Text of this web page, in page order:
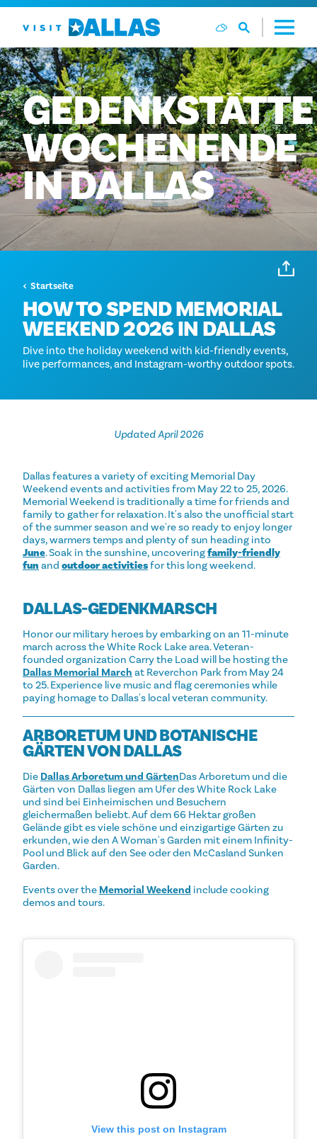
Zum Inhalt springen
GEDENKSTÄTTE
WOCHENENDE
INDALLAS
Startseite
HOW TO SPEND MEMORIAL
WEEKEND 2026 IN DALLAS
Dive into the holiday weekend with kid-friendly events,
live performances, and Instagram-worthy outdoor spots.
Updated April 2026
Dallas features a variety of exciting Memorial Day
Weekend events and activities from May 22 to 25, 2026.
Memorial Weekend is traditionally a time for friends and
family to gather for relaxation. It's also the unofficial start
of the summer season and we're so ready to enjoy longer
days, warmers temps and plenty of sun heading into
June. Soak in the sunshine, uncoveringfamily-friendly
fun and outdoor activitiesfor this long weekend.
DALLAS-GEDENKMARSCH
Honor our military heroes by embarking on an 11-minute
march across the White Rock Lake area. Veteran-
founded organization Carry the Load will be hosting the
Dallas Memorial March at Reverchon Park from May 24
to 25. Experience live music and flag ceremonies while
paying homage to Dallas's local veteran community.
ARBORETUM UND BOTANISCHE
GÄRTEN VON DALLAS
Die Dallas Arboretum und GärtenDas Arboretum und die
Gärten von Dallas liegen am Ufer des White Rock Lake
und sind bei Einheimischen und Besuchern
gleichermaßen beliebt. Auf dem 66 Hektar großen
Gelände gibt es viele schöne und einzigartige Gärten zu
erkunden, wie den A Woman's Garden mit einem Infinity-
Pool und Blick auf den See oder den McCasland Sunken
Garden.
Events over the Memorial Weekend include cooking
demos and tours.
View this post on Instagram